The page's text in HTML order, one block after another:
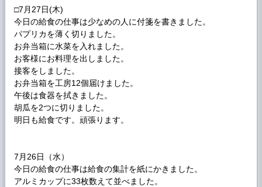
□7月27日(木)
今日の給食の仕事は少なめの人に付箋を書きました。
パプリカを薄く切りました。
お弁当箱に水菜を入れました。
お客様にお料理を出しました。
接客をしました。
お弁当箱を工房12個届けました。
午後は食器を拭きました。
胡瓜を2つに切りました。
明日も給食です。頑張ります。
7月26日（水）
今日の給食の仕事は給食の集計を紙にかきました。
アルミカップに33枚数えて並べました。